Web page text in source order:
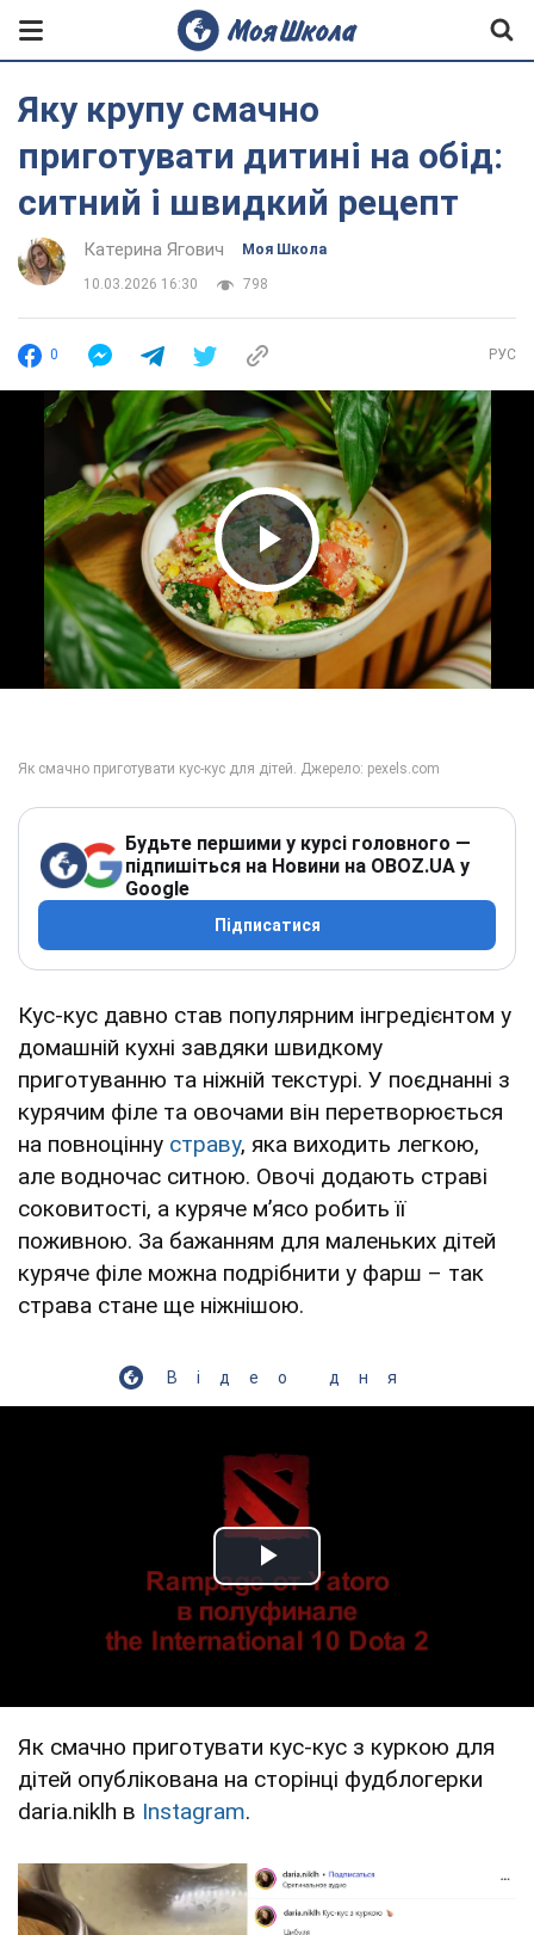
Яку крупу смачно
приготувати дитині на обід:
ситний і швидкий рецепт
Катерина Ягович Моя Школа
10.03.2026 16:30 798
0 РУС
Play Video
Будьте першими у курсі головного —
підпишіться на Новини на OBOZ.UA у
Google
Підписатися
Кус-кус давно став популярним інгредієнтом у
домашній кухні завдяки швидкому
приготуванню та ніжній текстурі. У поєднанні з
курячим філе та овочами він перетворюється
на повноцінну страву, яка виходить легкою,
але водночас ситною. Овочі додають страві
соковитості, а куряче м’ясо робить її
поживною. За бажанням для маленьких дітей
куряче філе можна подрібнити у фарш – так
страва стане ще ніжнішою.
Відео дня
Play Video
Як смачно приготувати кус-кус з куркою для
дітей опублікована на сторінці фудблогерки
daria.niklh в Instagram.